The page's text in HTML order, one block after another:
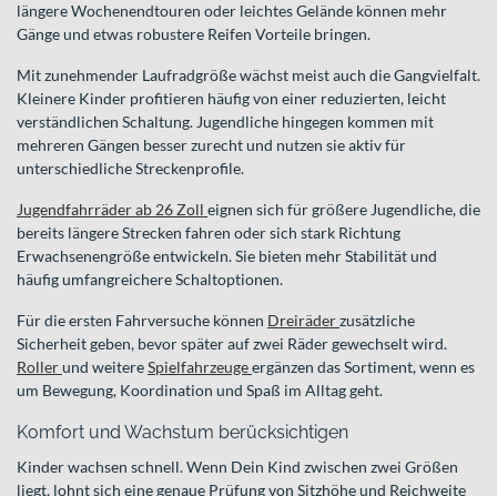
längere Wochenendtouren oder leichtes Gelände können mehr
Gänge und etwas robustere Reifen Vorteile bringen.
Mit zunehmender Laufradgröße wächst meist auch die Gangvielfalt.
Kleinere Kinder profitieren häufig von einer reduzierten, leicht
verständlichen Schaltung. Jugendliche hingegen kommen mit
mehreren Gängen besser zurecht und nutzen sie aktiv für
unterschiedliche Streckenprofile.
Jugendfahrräder ab 26 Zoll eignen sich für größere Jugendliche, die
bereits längere Strecken fahren oder sich stark Richtung
Erwachsenengröße entwickeln. Sie bieten mehr Stabilität und
häufig umfangreichere Schaltoptionen.
Für die ersten Fahrversuche können Dreiräderzusätzliche
Sicherheit geben, bevor später auf zwei Räder gewechselt wird.
Rollerund weitereSpielfahrzeugeergänzen das Sortiment, wenn es
um Bewegung, Koordination und Spaß im Alltag geht.
Komfort und Wachstum berücksichtigen
Kinder wachsen schnell. Wenn Dein Kind zwischen zwei Größen
liegt, lohnt sich eine genaue Prüfung von Sitzhöhe und Reichweite